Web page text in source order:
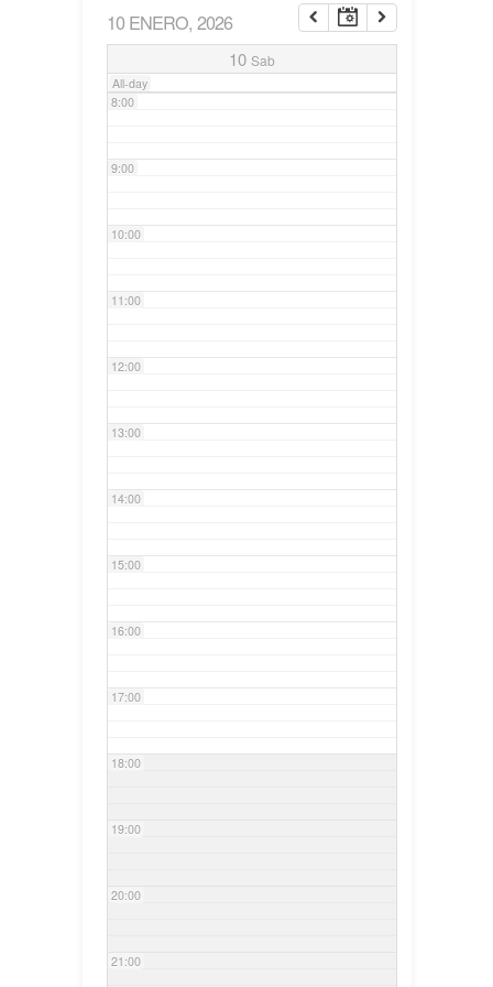
10 ENERO, 2026
10 Sab
All-day
7:00
8:00
9:00
10:00
11:00
12:00
13:00
14:00
15:00
16:00
17:00
18:00
19:00
20:00
21:00